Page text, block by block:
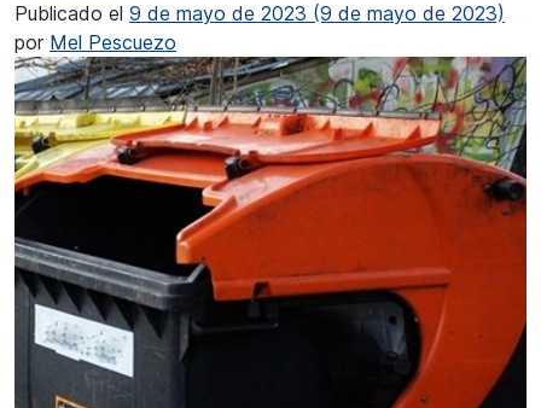
Publicado el 9 de mayo de 2023 (9 de mayo de 2023)
por Mel Pescuezo